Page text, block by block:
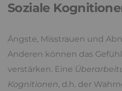
Soziale
Ängste, Misstrauen und
Anderen können das
verstärken. Eine
Kognitionen, d.h. der